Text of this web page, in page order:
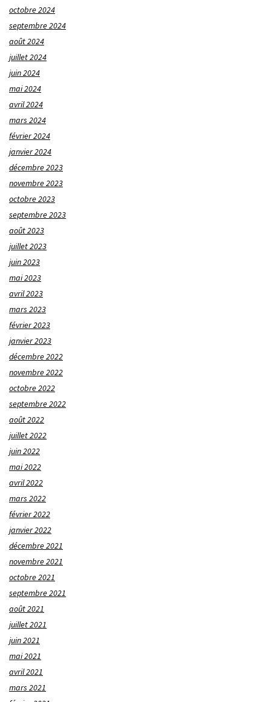
octobre 2024
septembre 2024
août 2024
juillet 2024
juin 2024
mai 2024
avril 2024
mars 2024
février 2024
janvier 2024
décembre 2023
novembre 2023
octobre 2023
septembre 2023
août 2023
juillet 2023
juin 2023
mai 2023
avril 2023
mars 2023
février 2023
janvier 2023
décembre 2022
novembre 2022
octobre 2022
septembre 2022
août 2022
juillet 2022
juin 2022
mai 2022
avril 2022
mars 2022
février 2022
janvier 2022
décembre 2021
novembre 2021
octobre 2021
septembre 2021
août 2021
juillet 2021
juin 2021
mai 2021
avril 2021
mars 2021